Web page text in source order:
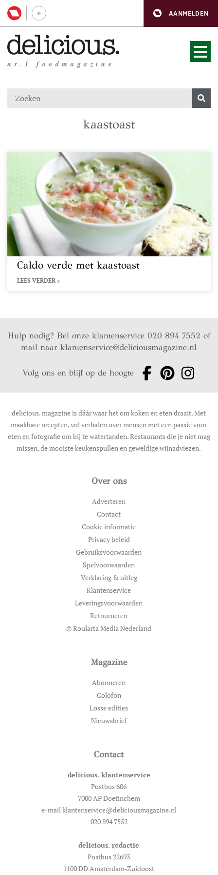
AANMELDEN
nr.1 foodmagazine
kaastoast
Caldo verde met kaastoast
LEES VERDER »
Hulp nodig? Bel onze klantenservice 020 894 7552 of
mail naarklantenservice@deliciousmagazine.nl
Volg ons en blijf op de hoogte
delicious. magazine is dáár waar het om koken en eten draait. Met
maakbare recepten, vol verhalen over mensen met een passie voor
eten en fotografie om bij te watertanden. Restaurants die je niet mag
missen, de mooiste keukenspullen en geweldige wijnadviezen.
Over ons
Adverteren
Contact
Cookie informatie
Privacy beleid
Gebruiksvoorwaarden
Spelvoorwaarden
Verklaring & uitleg
Klantenservice
Leveringsvoorwaarden
Retourneren
© Roularta Media Nederland
Magazine
Abonneren
Colofon
Losse edities
Nieuwsbrief
Contact
delicious. klantenservice
Postbus 606
7000 AP Doetinchem
e-mail klantenservice@deliciousmagazine.nl
020 894 7552
delicious. redactie
Postbus 22693
1100 DD Amsterdam-Zuidoost